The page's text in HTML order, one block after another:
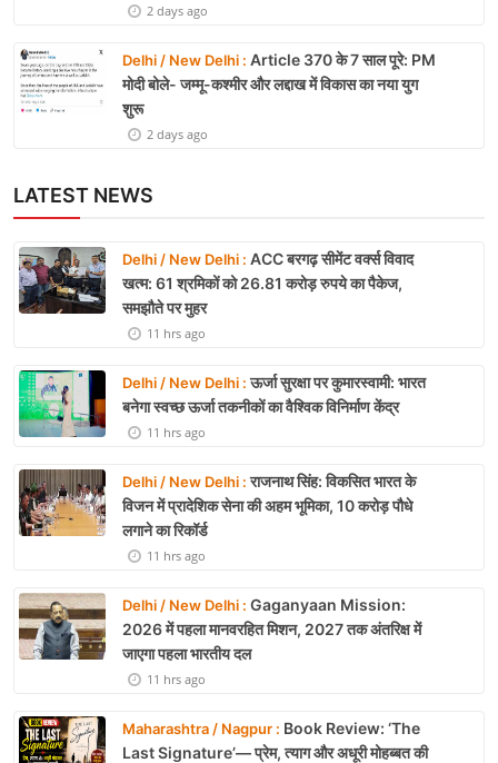
2 days ago
Delhi / New Delhi : Article 370 के 7 साल पूरे: PM
मोदी बोले- जम्मू-कश्मीर और लद्दाख में विकास का नया युग
शुरू
2 days ago
LATEST NEWS
Delhi / New Delhi : ACC बरगढ़ सीमेंट वर्क्स विवाद
खत्म: 61 श्रमिकों को 26.81 करोड़ रुपये का पैकेज,
समझौते पर मुहर
11 hrs ago
Delhi / New Delhi :ऊर्जा सुरक्षा पर कुमारस्वामी: भारत
बनेगा स्वच्छ ऊर्जा तकनीकों का वैश्विक विनिर्माण केंद्र
11 hrs ago
Delhi / New Delhi :राजनाथ सिंह: विकसित भारत के
विजन में प्रादेशिक सेना की अहम भूमिका, 10 करोड़ पौधे
लगाने का रिकॉर्ड
11 hrs ago
Delhi / New Delhi : Gaganyaan Mission:
2026 में पहला मानवरहित मिशन, 2027 तक अंतरिक्ष में
जाएगा पहला भारतीय दल
11 hrs ago
Maharashtra / Nagpur : Book Review: ‘The
Last Signature’— प्रेम, त्याग और अधूरी मोहब्बत की